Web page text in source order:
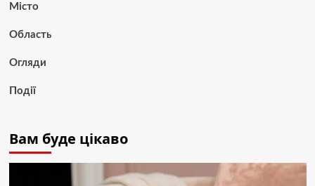
Місто
Область
Огляди
Події
Вам буде цікаво